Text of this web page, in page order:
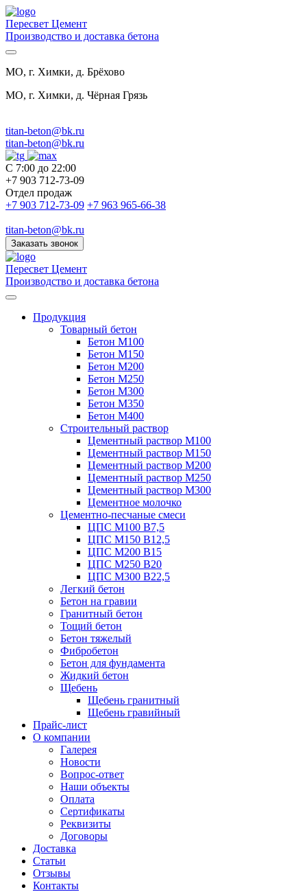
Пересвет Цемент
Производство и доставка бетона
МО, г. Химки, д. Брёхово
МО, г. Химки, д. Чёрная Грязь
titan-beton@bk.ru
titan-beton@bk.ru
С 7:00 до 22:00
+7 903 712-73-09
Отдел продаж
+7 903 712-73-09 +7 963 965-66-38
titan-beton@bk.ru
Заказать звонок
Пересвет Цемент
Производство и доставка бетона
Продукция
Товарный бетон
Бетон М100
Бетон М150
Бетон М200
Бетон М250
Бетон М300
Бетон М350
Бетон М400
Строительный раствор
Цементный раствор М100
Цементный раствор М150
Цементный раствор М200
Цементный раствор М250
Цементный раствор М300
Цементное молочко
Цементно-песчаные смеси
ЦПС М100 B7,5
ЦПС М150 B12,5
ЦПС М200 B15
ЦПС М250 B20
ЦПС М300 B22,5
Легкий бетон
Бетон на гравии
Гранитный бетон
Тощий бетон
Бетон тяжелый
Фибробетон
Бетон для фундамента
Жидкий бетон
Щебень
Щебень гранитный
Щебень гравийный
Прайс-лист
О компании
Галерея
Новости
Вопрос-ответ
Наши объекты
Оплата
Сертификаты
Реквизиты
Договоры
Доставка
Статьи
Отзывы
Контакты